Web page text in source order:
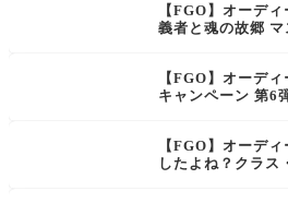
【FGO】オーデ
義者と魂の故郷 マ
【FGO】オーデ
キャンペーン 第6
【FGO】オーデ
したよね？クラス